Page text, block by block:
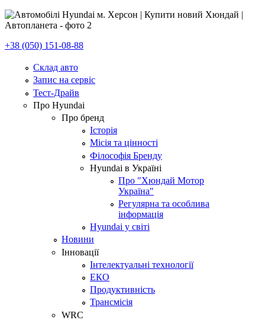
+38 (050) 151-08-88
Склад авто
Запис на сервіс
Тест-Драйв
Про Hyundai
Про бренд
Історія
Місія та цінності
Філософія Бренду
Hyundai в Україні
Про "Хюндай Мотор
Україна"
Регулярна та особлива
інформація
Hyundai у світі
Новини
Інновації
Інтелектуальні технології
ЕКО
Продуктивність
Трансмісія
WRC